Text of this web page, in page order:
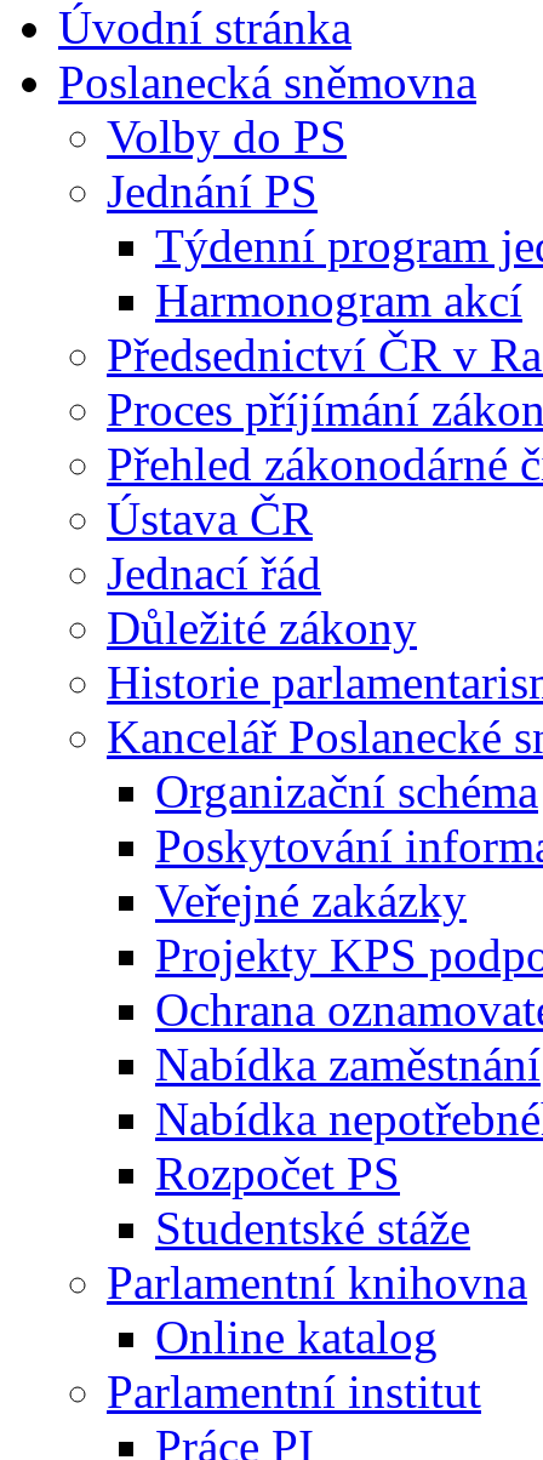
Úvodní stránka
Poslanecká sněmovna
Volby do PS
Jednání PS
Týdenní program
Harmonogram akcí
Předsednictví ČR v
Proces příjímání
Přehled zákonodárné
Ústava ČR
Jednací řád
Důležité zákony
Historie
Kancelář Poslanecké
Organizační schéma
Poskytování
Veřejné zakázky
Projekty KPS
Ochrana
Nabídka zaměstnání
Nabídka
Rozpočet PS
Studentské stáže
Parlamentní knihovna
Online katalog
Parlamentní institut
Práce PI